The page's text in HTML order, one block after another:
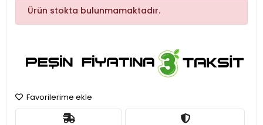
Ürün stokta bulunmamaktadır.
Favorilerime ekle